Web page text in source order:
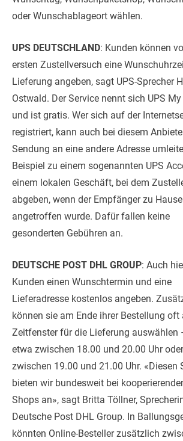
oder Wunschablageort wählen.
UPS DEUTSCHLAND: Kunden können
ersten Zustellversuch eine
Lieferung angeben, sagt UPS-Sprecher
Ostwald. Der Service nennt sich UPS
und ist gratis. Wer sich auf der
registriert, kann auch bei diesem
Sendung an eine andere Adresse
Beispiel zu einem sogenannten UPS
einem lokalen Geschäft, bei dem
abgeben, wenn der Empfänger zu
angetroffen wurde. Dafür fallen keine
gesonderten Gebühren an.
DEUTSCHE POST DHL GROUP: Auch
Kunden einen Wunschtermin und eine
Lieferadresse kostenlos angeben.
können sie am Ende ihrer Bestellung oft
Zeitfenster für die Lieferung auswählen
etwa zwischen 18.00 und 20.00 Uhr oder
zwischen 19.00 und 21.00 Uhr. «Diesen
bieten wir bundesweit bei
Shops an», sagt Britta Töllner,
Deutsche Post DHL Group. In
könnten Online-Besteller zusätzlich